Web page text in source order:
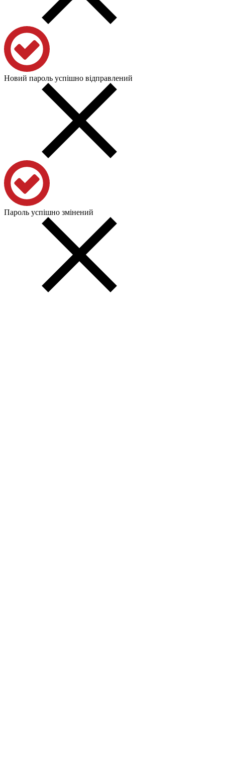
Новий пароль успішно відправлений
Пароль успішно змінений